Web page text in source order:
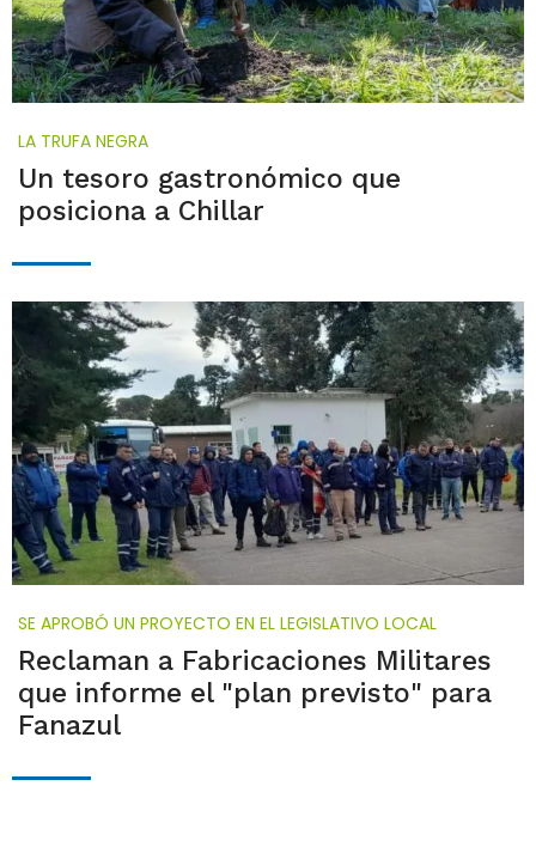
LA TRUFA NEGRA
Un tesoro gastronómico que
posiciona a Chillar
SE APROBÓ UN PROYECTO EN EL LEGISLATIVO LOCAL
Reclaman a Fabricaciones Militares
que informe el "plan previsto" para
Fanazul